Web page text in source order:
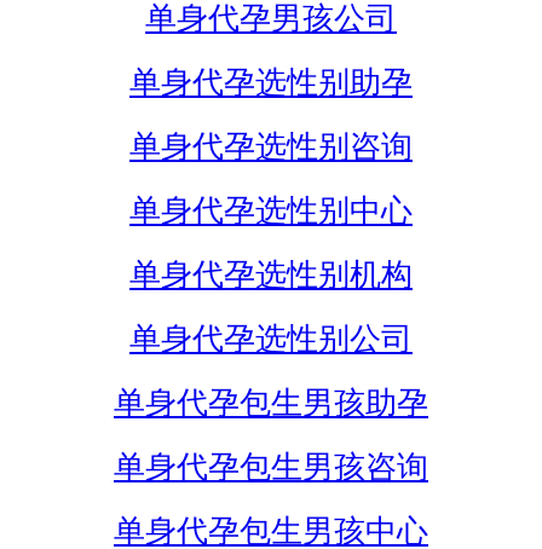
单身代孕男孩公司
单身代孕选性别助孕
单身代孕选性别咨询
单身代孕选性别中心
单身代孕选性别机构
单身代孕选性别公司
单身代孕包生男孩助孕
单身代孕包生男孩咨询
单身代孕包生男孩中心